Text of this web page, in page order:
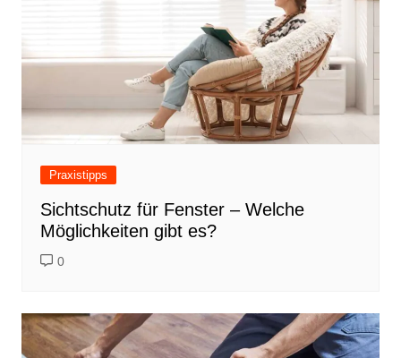
Praxistipps
Sichtschutz für Fenster – Welche
Möglichkeiten gibt es?
0